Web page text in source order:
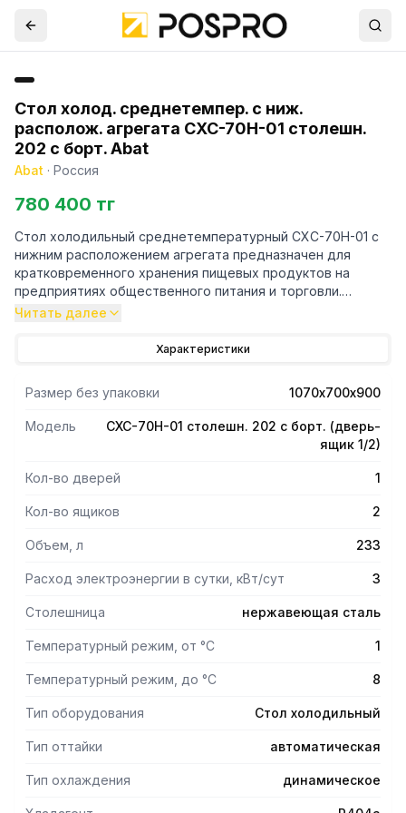
Стол холод. среднетемпер. с ниж.
располож. агрегата СХС-70Н-01 столешн.
202 с борт. Abat
Abat · Россия
780 400 тг
Стол холодильный среднетемпературный СХС-70Н-01 с
нижним расположением агрегата предназначен для
кратковременного хранения пищевых продуктов на
предприятиях общественного питания и торговли.
- рациональное использование рабочего пространства
холодильного шкафа и рабочего стола
поверхность без борта
- толщина стенок 60 мм
- холодильный агрегат расположен снизу, выдвижной для
- хладагент - R404a
- электронный блок управления с возможностью
регулирования и поддерживания необходимой
- динамическое охлаждение - воздухоохладитель с
температуры внутри полезного объема;
°C
относительной влажности от 40 до 70%
- цельнозаливной пенополиуретаном корпус
- автоматическая оттайка
- 2 секции - две распашные двери с доводчиком
GN 1/1
обеспечения полной теплоизоляции
Читать далее
Характеристики
Размер без упаковки 1070х700х900
Модель
СХС-70Н-01 столешн. 202 с борт. (дверь-
ящик 1/2)
Кол-во дверей 1
Кол-во ящиков 2
Объем, л 233
Расход электроэнергии в сутки, кВт/сут 3
Столешница нержавеющая сталь
Температурный режим, от °С 1
Температурный режим, до °С 8
Тип оборудования Стол холодильный
Тип оттайки автоматическая
Тип охлаждения динамическое